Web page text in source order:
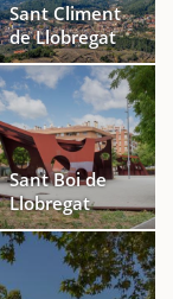
Sant Climent
de Llobregat
Sant Boi de
Llobregat